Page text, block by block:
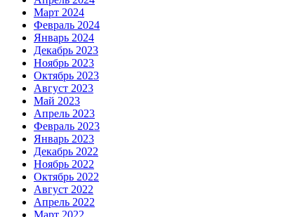
Март 2024
Февраль 2024
Январь 2024
Декабрь 2023
Ноябрь 2023
Октябрь 2023
Август 2023
Май 2023
Апрель 2023
Февраль 2023
Январь 2023
Декабрь 2022
Ноябрь 2022
Октябрь 2022
Август 2022
Апрель 2022
Март 2022